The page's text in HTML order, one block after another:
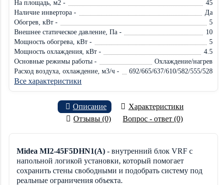
На площадь, м2 -
45
Наличие инвертора -
Да
Обогрев, кВт -
5
Внешнее статическое давление, Па -
10
Мощность обогрева, кВт -
5
Мощность охлаждения, кВт -
4.5
Основные режимы работы -
Охлаждение/нагрев
Расход воздуха, охлаждение, м3/ч -
692/665/637/610/582/555/528
Все характеристики
Описание
Характеристики
Отзывы (0)
Вопрос - ответ (0)
Midea MI2-45F5DHN1(A) - внутренний блок VRF с
напольной логикой установки, который помогает
сохранить стены свободными и подобрать систему под
реальные ограничения объекта.